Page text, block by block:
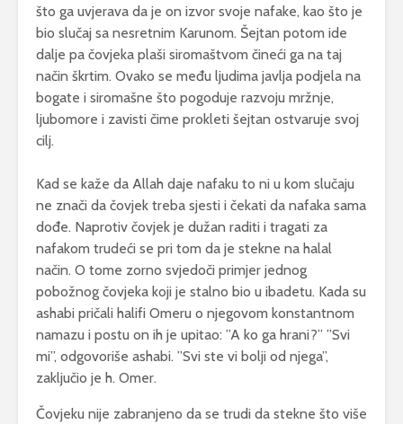
što ga uvjerava da je on izvor svoje nafake, kao što je
bio slučaj sa nesretnim Karunom. Šejtan potom ide
dalje pa čovjeka plaši siromaštvom čineći ga na taj
način škrtim. Ovako se među ljudima javlja podjela na
bogate i siromašne što pogoduje razvoju mržnje,
ljubomore i zavisti čime prokleti šejtan ostvaruje svoj
cilj.
Kad se kaže da Allah daje nafaku to ni u kom slučaju
ne znači da čovjek treba sjesti i čekati da nafaka sama
dođe. Naprotiv čovjek je dužan raditi i tragati za
nafakom trudeći se pri tom da je stekne na halal
način. O tome zorno svjedoči primjer jednog
pobožnog čovjeka koji je stalno bio u ibadetu. Kada su
ashabi pričali halifi Omeru o njegovom konstantnom
namazu i postu on ih je upitao: ”A ko ga hrani?” ”Svi
mi”, odgovoriše ashabi. ”Svi ste vi bolji od njega”,
zaključio je h. Omer.
Čovjeku nije zabranjeno da se trudi da stekne što više